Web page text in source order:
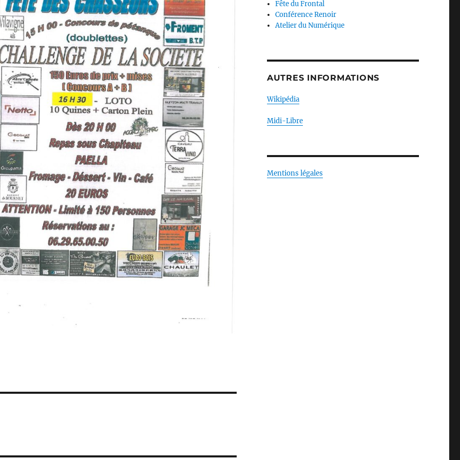
Fête du Frontal
Conférence Renoir
Atelier du Numérique
AUTRES INFORMATIONS
Wikipédia
Midi-Libre
Mentions légales